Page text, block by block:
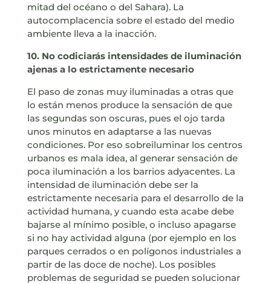
mitad del océano o del Sahara). La
autocomplacencia sobre el estado del medio
ambiente lleva a la inacción.
10. No codiciarás intensidades de iluminación
ajenas a lo estrictamente necesario
El paso de zonas muy iluminadas a otras que
lo están menos produce la sensación de que
las segundas son oscuras, pues el ojo tarda
unos minutos en adaptarse a las nuevas
condiciones. Por eso sobreiluminar los centros
urbanos es mala idea, al generar sensación de
poca iluminación a los barrios adyacentes. La
intensidad de iluminación debe ser la
estrictamente necesaria para el desarrollo de la
actividad humana, y cuando esta acabe debe
bajarse al mínimo posible, o incluso apagarse
si no hay actividad alguna (por ejemplo en los
parques cerrados o en polígonos industriales a
partir de las doce de noche). Los posibles
problemas de seguridad se pueden solucionar